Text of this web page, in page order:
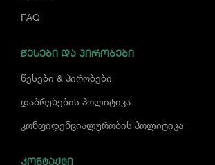
FAQ
ᲬᲔᲡᲔᲑᲘ ᲓᲐ ᲞᲘᲠᲝᲑᲔᲑᲘ
წესები & პირობები
დაბრუნების პოლიტიკა
კონფიდენციალურობის პოლიტიკა
ᲙᲝᲜᲢᲐᲥᲢᲘ